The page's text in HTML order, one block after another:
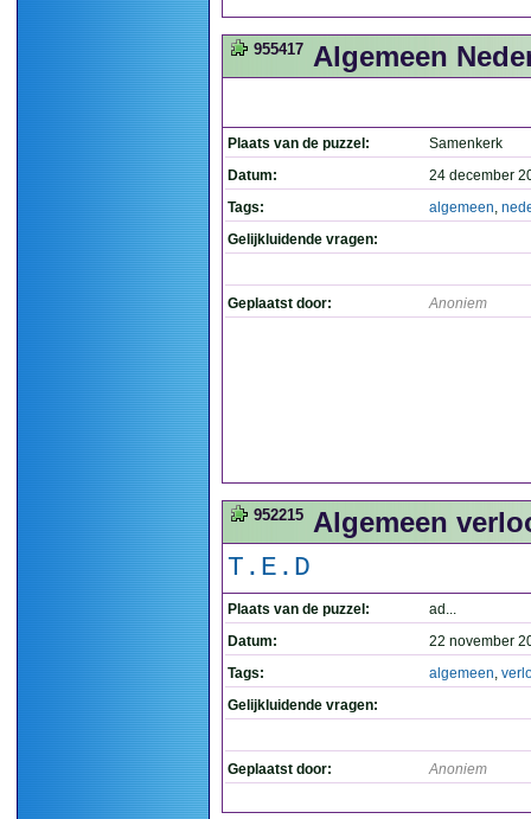
955417 Algemeen
Plaats van de puzzel:
Samenkerk
Datum:
24 december
Tags:
algemeen,
Gelijkluidende vragen:
Geplaatst door: Anoniem
952215 Algemeen
T.E.D
Plaats van de puzzel:
ad...
Datum:
22 november
Tags:
algemeen,
Gelijkluidende vragen:
Geplaatst door: Anoniem